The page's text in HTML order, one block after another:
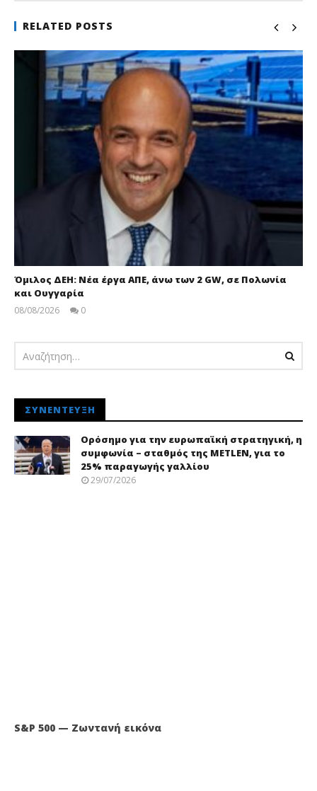
RELATED POSTS
Όμιλος ΔΕΗ: Νέα έργα ΑΠΕ, άνω των 2 GW, σε Πολωνία
και Ουγγαρία
08/08/2026
0
ΣΥΝΈΝΤΕΥΞΗ
Ορόσημο για την ευρωπαϊκή στρατηγική, η
συμφωνία – σταθμός της METLEN, για το
25% παραγωγής γαλλίου
29/07/2026
S&P 500 — Ζωντανή εικόνα